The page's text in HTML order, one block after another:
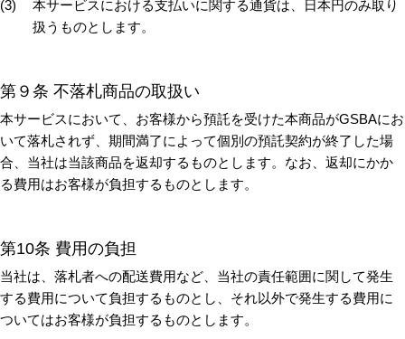
本サービスにおける支払いに関する通貨は、日本円のみ取り
扱うものとします。
第９条 不落札商品の取扱い
本サービスにおいて、お客様から預託を受けた本商品がGSBAにお
いて落札されず、期間満了によって個別の預託契約が終了した場
合、当社は当該商品を返却するものとします。なお、返却にかか
る費用はお客様が負担するものとします。
第10条 費用の負担
当社は、落札者への配送費用など、当社の責任範囲に関して発生
する費用について負担するものとし、それ以外で発生する費用に
ついてはお客様が負担するものとします。